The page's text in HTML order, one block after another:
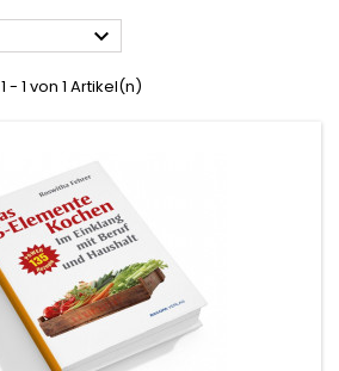

1 - 1 von 1 Artikel(n)